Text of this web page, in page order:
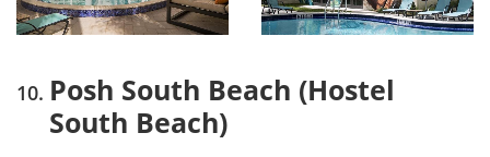
Posh South Beach (Hostel
South Beach)